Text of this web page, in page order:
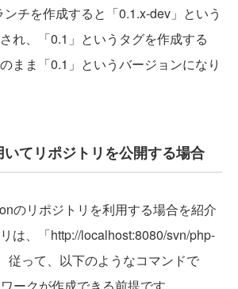
ンチを作成すると「0.1.x-dev」という
れ、「0.1」というタグを作成する
まま「0.1」というバージョンになり
てリポジトリを公開する場合
のリポジトリを利用する場合を紹介
は、「http://localhost:8080/svn/php-
従って、以下のようなコマンドで